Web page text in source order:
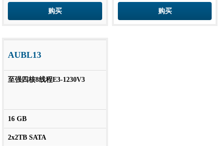
购买 购买
AUBL13
至强四核8线程E3-1230V3
16 GB
2x2TB SATA